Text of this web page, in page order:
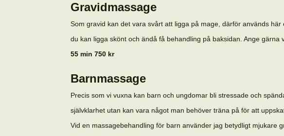
Gravidmassage
Som gravid kan det vara svårt att ligga på mage, därför används
du kan ligga skönt och ändå få behandling på baksidan. Ange
55 min 750 kr
Barnmassage
Precis som vi vuxna kan barn och ungdomar bli stressade och
självklarhet utan kan vara något man behöver träna på för att
Vid en massagebehandling för barn använder jag betydligt mjukare